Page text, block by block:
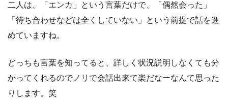
二人は、「エンカ」という言葉だけで、「偶然会った」
「待ち合わせなどは全くしていない」という前提で話を進
めていますね。
どっちも言葉を知ってると、詳しく状況説明しなくても分
かってくれるのでノリで会話出来て楽だなーなんて思った
りします。笑